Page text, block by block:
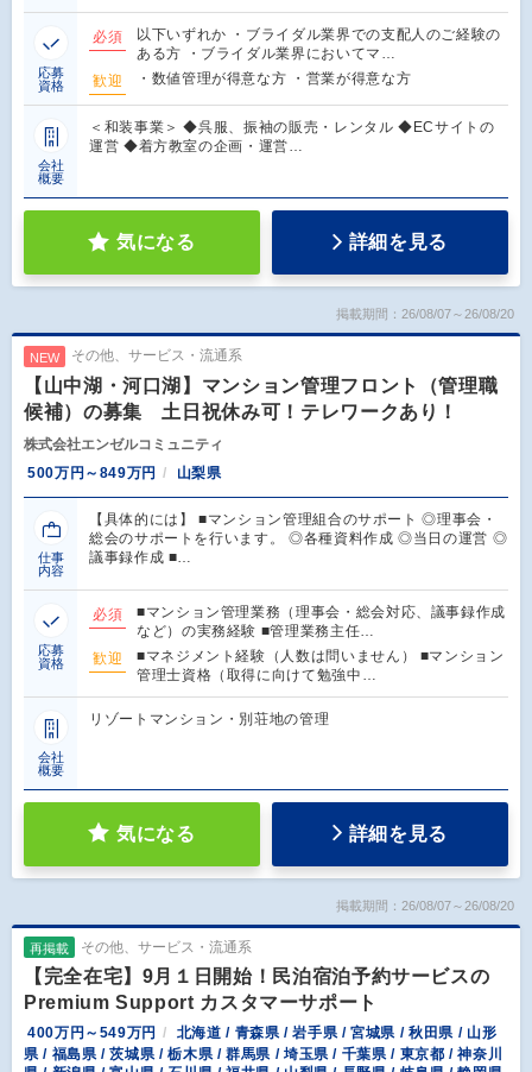
応募
資格
必須
以下いずれか ・ブライダル業界での支配人のご経験の
ある方 ・ブライダル業界においてマ…
歓迎
・数値管理が得意な方 ・営業が得意な方
会社
概要
＜和装事業＞ ◆呉服、振袖の販売・レンタル ◆ECサイトの
運営 ◆着方教室の企画・運営…
気になる 詳細を見る
掲載期間：26/08/07～26/08/20
NEW その他、サービス・流通系
【山中湖・河口湖】マンション管理フロント（管理職
候補）の募集 土日祝休み可！テレワークあり！
株式会社エンゼルコミュニティ
500万円～849万円
山梨県
仕事
内容
【具体的には】 ■マンション管理組合のサポート ◎理事会・
総会のサポートを行います。 ◎各種資料作成 ◎当日の運営 ◎
議事録作成 ■…
応募
資格
必須
■マンション管理業務（理事会・総会対応、議事録作成
など）の実務経験 ■管理業務主任…
歓迎
■マネジメント経験（人数は問いません） ■マンション
管理士資格（取得に向けて勉強中…
会社
概要
リゾートマンション・別荘地の管理
気になる 詳細を見る
掲載期間：26/08/07～26/08/20
再掲載 その他、サービス・流通系
【完全在宅】9月１日開始！民泊宿泊予約サービスの
Premium Support カスタマーサポート
400万円～549万円
北海道 / 青森県 / 岩手県 / 宮城県 / 秋田県 / 山形
県 / 福島県 / 茨城県 / 栃木県 / 群馬県 / 埼玉県 / 千葉県 / 東京都 / 神奈川